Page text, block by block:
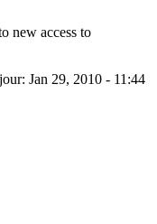
new access to
Jan 29, 2010 - 11:44